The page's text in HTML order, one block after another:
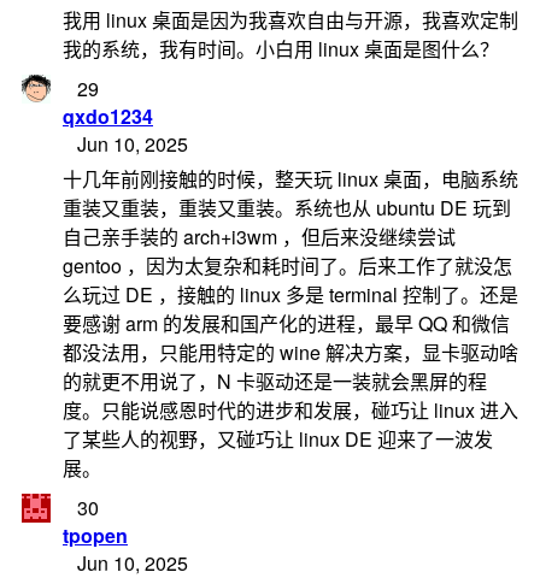
我用 linux 桌面是因为我喜欢自由与开源，我喜欢定制
我的系统，我有时间。小白用 linux 桌面是图什么？
29
qxdo1234
Jun 10, 2025
十几年前刚接触的时候，整天玩 linux 桌面，电脑系统
重装又重装，重装又重装。系统也从 ubuntu DE 玩到
自己亲手装的 arch+i3wm ，但后来没继续尝试
gentoo ，因为太复杂和耗时间了。后来工作了就没怎
么玩过 DE ，接触的 linux 多是 terminal 控制了。还是
要感谢 arm 的发展和国产化的进程，最早 QQ 和微信
都没法用，只能用特定的 wine 解决方案，显卡驱动啥
的就更不用说了，N 卡驱动还是一装就会黑屏的程
度。只能说感恩时代的进步和发展，碰巧让 linux 进入
了某些人的视野，又碰巧让 linux DE 迎来了一波发
展。
30
tpopen
Jun 10, 2025